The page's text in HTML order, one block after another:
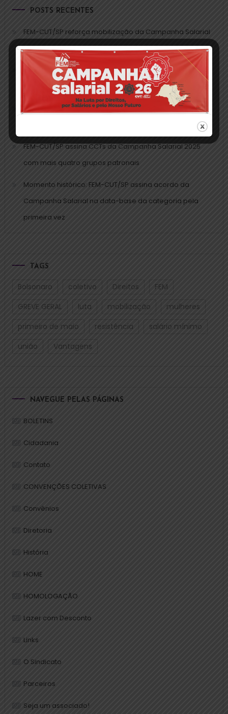
POSTS RECENTES
FEM-CUT/SP reforça mobilização da Campanha Salarial
em Cajamar
Metalúrgicos vão à luta: FEM-CUT/SP encaminha
mobilização da Campanha Salarial em todo o estado
Campanha Salarial 2025: trabalho da FEM-CUT/SP
valoriza aumento real diante da inflação acumulada
FEM-CUT/SP assina CCTs da Campanha Salarial 2025
com mais quatro grupos patronais
Momento histórico: FEM-CUT/SP assina acordo da
Campanha Salarial na data-base da categoria pela
primeira vez
TAGS
Bolsonaro coletivo Direitos
FEM
GREVE GERAL
luta mobilização
mulheres
primeiro de maio
resistência
salário mínimo
união
Vantagens
NAVEGUE PELAS PÁGINAS
BOLETINS
Cidadania
Contato
CONVENÇÕES COLETIVAS
Convênios
Diretoria
História
HOME
HOMOLOGAÇÃO
Lazer com Desconto
Links
O Sindicato
Parceiros
Seja um associado!